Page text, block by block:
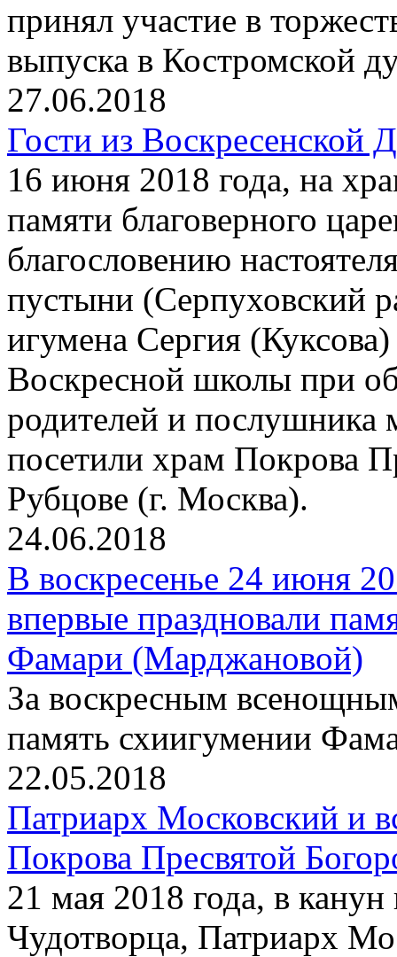
принял участие в
выпуска в Костромской
27.06.2018
Гости из Воскресенской
16 июня 2018 года, на
памяти благоверного
благословению
пустыни (Серпуховский
игумена Сергия
Воскресной школы при
родителей и послушника
посетили храм Покрова
Рубцове (г. Москва).
24.06.2018
В воскресенье 24 июня
впервые праздновали
Фамари (Марджановой)
За воскресным
память схиигумении
22.05.2018
Патриарх Московский и
Покрова Пресвятой
21 мая 2018 года, в
Чудотворца, Патриарх